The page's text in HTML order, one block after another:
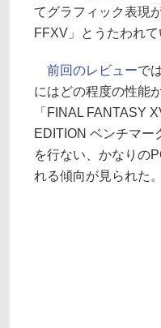
てグラフィック表現
FFXV」とうたわれて
前回のレビューで
にはどの程度の性能
「FINAL FANTASY
EDITION ベンチマー
を行ない、かなりの
れる傾向が見られた。